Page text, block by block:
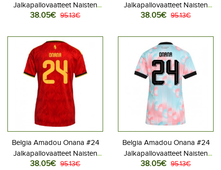
Jalkapallovaatteet Naisten
Kotipaita MM-kisat 2026
38.05€ 95.13€
Jalkapallovaatteet Naisten
Vieraspaita MM-kisat 2026
38.05€ 95.13€
Belgia Amadou Onana #24
Jalkapallovaatteet Naisten
Kotipaita MM-kisat 2026
38.05€ 95.13€
Belgia Amadou Onana #24
Jalkapallovaatteet Naisten
Vieraspaita MM-kisat 2026
38.05€ 95.13€